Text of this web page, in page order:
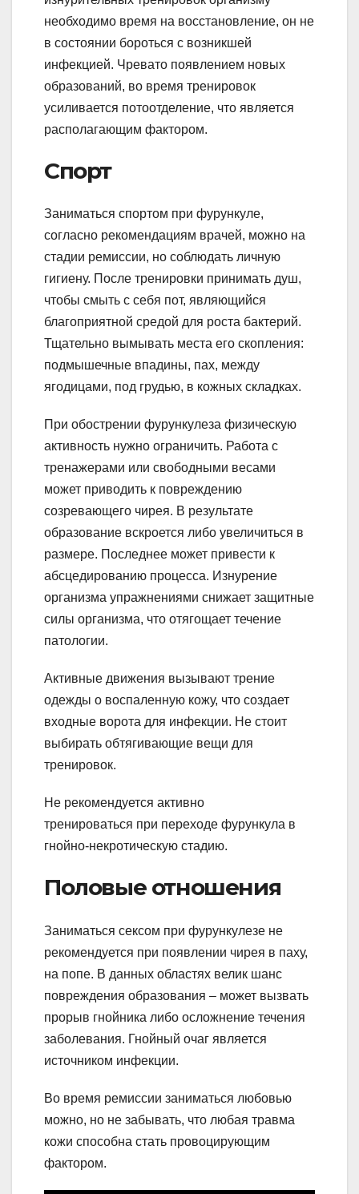
необходимо время на восстановление, он не
в состоянии бороться с возникшей
инфекцией. Чревато появлением новых
образований, во время тренировок
усиливается потоотделение, что является
располагающим фактором.
Спорт
Заниматься спортом при фурункуле,
согласно рекомендациям врачей, можно на
стадии ремиссии, но соблюдать личную
гигиену. После тренировки принимать душ,
чтобы смыть с себя пот, являющийся
благоприятной средой для роста бактерий.
Тщательно вымывать места его скопления:
подмышечные впадины, пах, между
ягодицами, под грудью, в кожных складках.
При обострении фурункулеза физическую
активность нужно ограничить. Работа с
тренажерами или свободными весами
может приводить к повреждению
созревающего чирея. В результате
образование вскроется либо увеличиться в
размере. Последнее может привести к
абсцедированию процесса. Изнурение
организма упражнениями снижает защитные
силы организма, что отягощает течение
патологии.
Активные движения вызывают трение
одежды о воспаленную кожу, что создает
входные ворота для инфекции. Не стоит
выбирать обтягивающие вещи для
тренировок.
Не рекомендуется активно
тренироваться при переходе фурункула в
гнойно-некротическую стадию.
Половые отношения
Заниматься сексом при фурункулезе не
рекомендуется при появлении чирея в паху,
на попе. В данных областях велик шанс
повреждения образования – может вызвать
прорыв гнойника либо осложнение течения
заболевания. Гнойный очаг является
источником инфекции.
Во время ремиссии заниматься любовью
можно, но не забывать, что любая травма
кожи способна стать провоцирующим
фактором.